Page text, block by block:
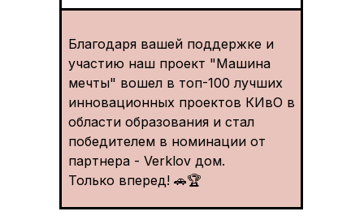
Благодаря вашей поддержке и
участию наш проект "Машина
мечты" вошел в топ-100 лучших
инновационных проектов КИвО в
области образования и стал
победителем в номинации от
партнера - Verklov дом.
Только вперед! 🚗🏆